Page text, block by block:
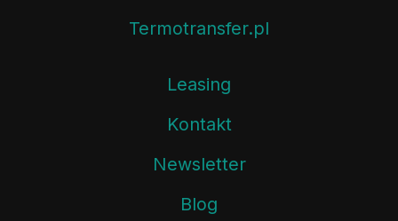
Termotransfer.pl
Leasing
Kontakt
Newsletter
Blog